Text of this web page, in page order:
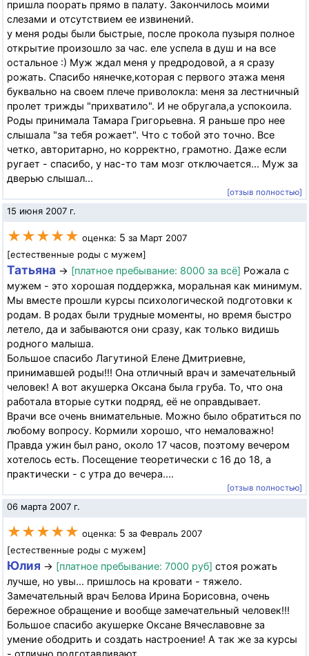
пришла поорать прямо в палату. Закончилось моими
слезами и отсутствием ее извинений.
у меня роды были быстрые, после прокола пузыря полное
открытие произошло за час. еле успела в душ и на все
остальное :) Муж ждал меня у предродовой, а я сразу
рожать. Спасибо нянечке,которая с первого этажа меня
буквально на своем плече приволокла: меня за лестничный
пролет трижды "прихватило". И не обругала,а успокоила.
Роды принимала Тамара Григорьевна. Я раньше про нее
слышала "за тебя рожает". Что с тобой это точно. Все
четко, авторитарно, но корректно, грамотно. Даже если
ругает - спасибо, у нас-то там мозг отключается... Муж за
дверью слышал...
[отзыв полностью]
15 июня 2007 г.
★★★★★ оценка: 5 за Март 2007
[естественные роды с мужем]
Татьяна → [платное пребывание: 8000 за всё] Рожала с
мужем - это хорошая поддержка, моральная как минимум.
Мы вместе прошли курсы психологической подготовки к
родам. В родах были трудные моменты, но время быстро
летело, да и забываются они сразу, как только видишь
родного малыша.
Большое спасибо Лагутиной Елене Дмитриевне,
принимавшей роды!!! Она отличный врач и замечательный
человек! А вот акушерка Оксана была груба. То, что она
работала вторые сутки подряд, её не оправдывает.
Врачи все очень внимательные. Можно было обратиться по
любому вопросу. Кормили хорошо, что немаловажно!
Правда ужин был рано, около 17 часов, поэтому вечером
хотелось есть. Посещение теоретически с 16 до 18, а
практически - с утра до вечера....
[отзыв полностью]
06 марта 2007 г.
★★★★★ оценка: 5 за Февраль 2007
[естественные роды с мужем]
Юлия → [платное пребывание: 7000 руб] стоя рожать
лучше, но увы... пришлось на кровати - тяжело.
Замечательный врач Белова Ирина Борисовна, очень
бережное обращение и вообще замечательный человек!!!
Большое спасибо акушерке Оксане Вячеславовне за
умение ободрить и создать настроение! А так же за курсы
- отлично подготавливают.